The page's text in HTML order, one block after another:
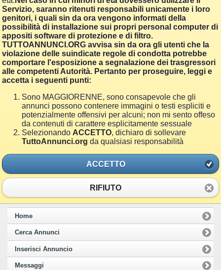
Servizio, saranno ritenuti responsabili unicamente i loro
genitori, i quali sin da ora vengono informati della
possibilità di installazione sui propri personal computer di
appositi software di protezione e di filtro.
TUTTOANNUNCI.ORG avvisa sin da ora gli utenti che la
violazione delle suindicate regole di condotta potrebbe
comportare l'esposizione a segnalazione dei trasgressori
alle competenti Autorità. Pertanto per proseguire, leggi e
accetta i seguenti punti:
Sono MAGGIORENNE, sono consapevole che gli
annunci possono contenere immagini o testi espliciti e
potenzialmente offensivi per alcuni; non mi sento offeso
da contenuti di carattere esplicitamente sessuale
Selezionando ACCETTO, dichiaro di sollevare
TuttoAnnunci.org da qualsiasi responsabilità
ACCETTO
RIFIUTO
Home
Cerca Annunci
Inserisci Annuncio
Messaggi